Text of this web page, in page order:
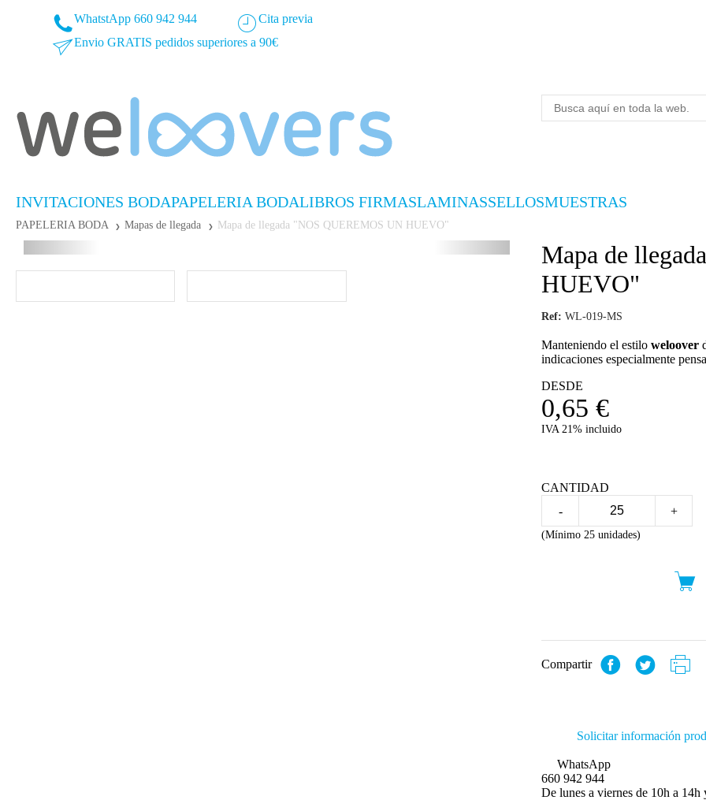
WhatstApp 660 942 944
Cita previa
Envio GRATIS pedidos superiores a 90€
INVITACIONES BODAPAPELERIA BODALIBROS FIRMASLAMINASSELLOSMUESTRAS
PAPELERIA BODA Mapas de llegada Mapa de llegada "NOS QUEREMOS UN HUEVO"
Mapa de
HUEVO"
Ref: WL-019-MS
Manteniendo el estilo weloover
indicaciones especialmente
DESDE
0,65 €
IVA 21% incluido
CANTIDAD
-
+
(Mínimo 25 unidades)
Compartir
Solicitar información
WhatsApp
660 942 944
De lunes a viernes de 10h a 14h